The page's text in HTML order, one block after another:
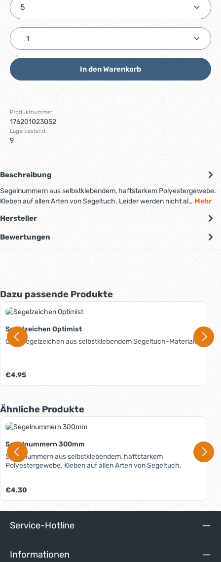
Produkt Anzahl: Gib den gewünschten Wert ein
In den Warenkorb
Produktnummer:
176201023052
Lagerbestand:
9
Beschreibung
Segelnummern aus selbstklebendem, haftstarkem Polyestergewebe.
Kleben auf allen Arten von Segeltuch. Leider werden nicht al… Mehr
Hersteller
Bewertungen
Produktgalerie überspringen
Dazu passende Produkte
Segelzeichen Optimist
Opti-Segelzeichen aus selbstklebendem Segeltuch-Material.
Regulärer Preis:
€4.95
Produktgalerie überspringen
Ähnliche Produkte
Segelnummern 300mm
Segelnummern aus selbstklebendem, haftstarkem
Polyestergewebe. Kleben auf allen Arten von Segeltuch.
Regulärer Preis:
€4.30
Service-Hotline
Informationen